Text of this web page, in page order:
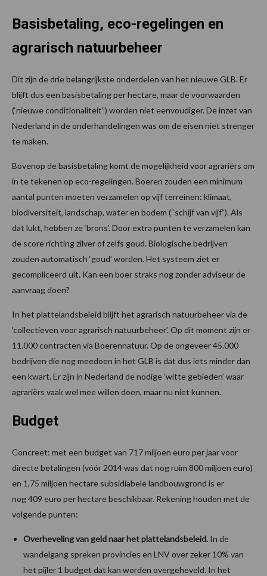
Basisbetaling, eco-regelingen en
agrarisch natuurbeheer
Dit zijn de drie belangrijkste onderdelen van het nieuwe GLB. Er
blijft dus een basisbetaling per hectare, maar de voorwaarden
(‘nieuwe conditionaliteit”) worden niet eenvoudiger. De inzet van
Nederland in de onderhandelingen was om de eisen niet strenger
te maken.
Bovenop de basisbetaling komt de mogelijkheid voor agrariërs om
in te tekenen op eco-regelingen. Boeren zouden een minimum
aantal punten moeten verzamelen op vijf terreinen: klimaat,
biodiversiteit, landschap, water en bodem (“schijf van vijf”). Als
dat lukt, hebben ze ‘brons’. Door extra punten te verzamelen kan
de score richting zilver of zelfs goud. Biologische bedrijven
zouden automatisch ‘goud’ worden. Het systeem ziet er
gecompliceerd uit. Kan een boer straks nog zonder adviseur de
aanvraag doen?
In het plattelandsbeleid blijft het agrarisch natuurbeheer via de
‘collectieven voor agrarisch natuurbeheer’. Op dit moment zijn er
11.000 contracten via Boerennatuur. Op de ongeveer 45.000
bedrijven die nog meedoen in het GLB is dat dus iets minder dan
een kwart. Er zijn in Nederland de nodige ‘witte gebieden’ waar
agrariërs vaak wel mee willen doen, maar nu niet kunnen.
Budget
Concreet: met een budget van 717 miljoen euro per jaar voor
directe betalingen (vóór 2014 was dat nog ruim 800 miljoen euro)
en 1,75 miljoen hectare subsidiabele landbouwgrond is er
nog 409 euro per hectare beschikbaar. Rekening houden met de
volgende punten:
Overheveling van geld naar het plattelandsbeleid. In de
wandelgang spreken provincies en LNV over zeker 10% van
het pijler 1 budget dat kan worden overgeheveld. In het